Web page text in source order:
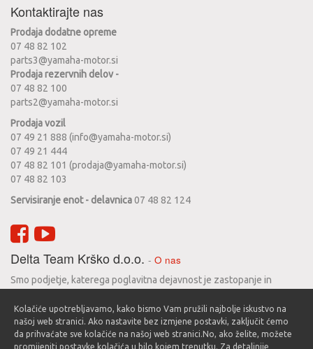
Kontaktirajte nas
Prodaja dodatne opreme
07 48 82 102
parts3@yamaha-motor.si
Prodaja rezervnih delov -
07 48 82 100
parts2@yamaha-motor.si
Prodaja vozil
07 49 21 888 (info@yamaha-motor.si)
07 49 21 444
07 48 82 101 (prodaja@yamaha-motor.si)
07 48 82 103
Servisiranje enot - delavnica07 48 82 124
Delta Team Krško d.o.o. - O nas
Smo podjetje, katerega poglavitna dejavnost je zastopanje in
1990 in vse do danes se trudimo zadovoljiti svoje stranke in jim
nuditi le najboljše.
Kolačiće upotrebljavamo, kako bismo Vam pružili najbolje iskustvo na
našoj web stranici. Ako nastavite bez izmjene postavki, zaključit ćemo
da prihvaćate sve kolačiće na našoj web stranici.No, ako želite, možete
promijeniti postavke kolačića u bilo kojem trenutku. Za detaljnije